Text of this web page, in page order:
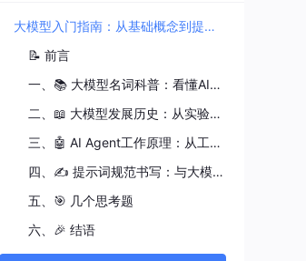
大模型入门指南：从基础概念到提示词大师
📝 前言
一、📚 大模型名词科普：看懂AI圈的"黑话"
二、📖 大模型发展历史：从实验室到全民AI
三、🤖 AI Agent工作原理：从工具到伙伴
四、✍️ 提示词规范书写：与大模型高效沟通的艺术
五、🎯 几个思考题
六、🎉 结语